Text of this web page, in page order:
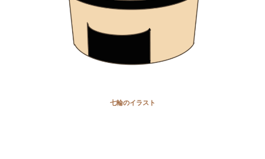
七輪のイラスト